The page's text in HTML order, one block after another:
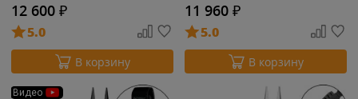
12 600 ₽
5.0
В корзину
11 960 ₽
5.0
В корзину
Видео